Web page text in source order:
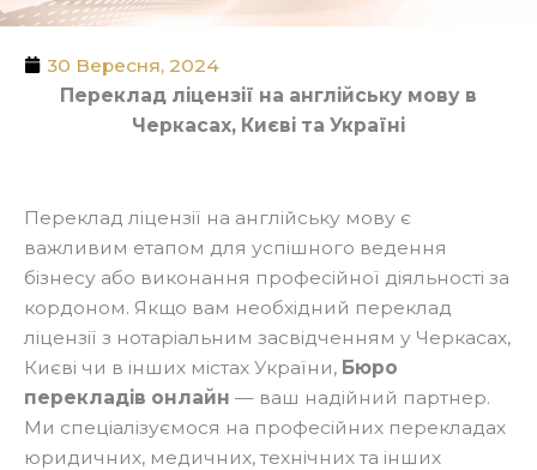
30 Вересня, 2024
Переклад ліцензії на англійську мову в
Черкасах, Києві та Україні
Переклад ліцензії на англійську мову є
важливим етапом для успішного ведення
бізнесу або виконання професійної діяльності за
кордоном. Якщо вам необхідний переклад
ліцензії з нотаріальним засвідченням у Черкасах,
Києві чи в інших містах України, Бюро
перекладів онлайн — ваш надійний партнер.
Ми спеціалізуємося на професійних перекладах
юридичних, медичних, технічних та інших